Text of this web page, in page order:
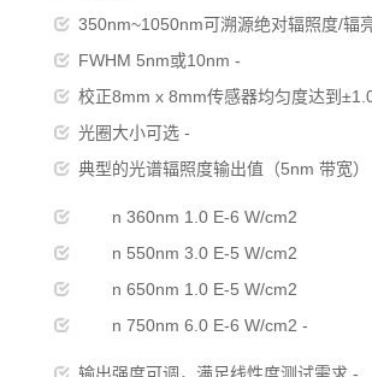
350nm~1050nm可溯源绝对辐照度/辐
FWHM 5nm或10nm -
校正8mm x 8mm传感器均匀度达到
光圈大小可选 -
典型的光谱辐照度输出值（5nm 带宽）
n 360nm 1.0 E-6 W/cm2
n 550nm 3.0 E-5 W/cm2
n 650nm 1.0 E-5 W/cm2
n 750nm 6.0 E-6 W/cm2 -